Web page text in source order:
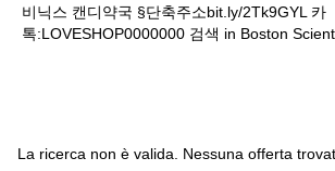
비닉스 캔디약국 §단축주소bit.ly/2Tk9GYL 카
톡:LOVESHOP0000000 검색 in Boston
La ricerca non è valida. Nessuna offerta